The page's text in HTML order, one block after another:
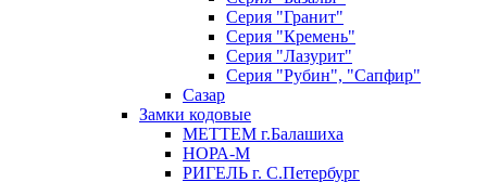
Серия "Гранит"
Серия "Кремень"
Серия "Лазурит"
Серия "Рубин", "Сапфир"
Сазар
Замки кодовые
МЕТТЕМ г.Балашиха
НОРА-М
РИГЕЛЬ г. С.Петербург